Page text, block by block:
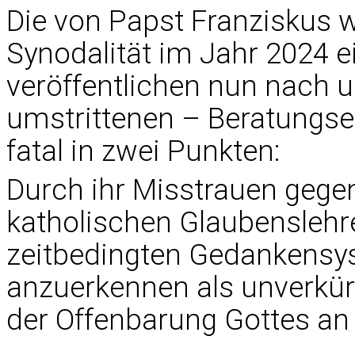
Die von Papst Franziskus
Synodalität im Jahr 2024
veröffentlichen nun nach
umstrittenen –
fatal in zwei Punkten:
Durch ihr Misstrauen
katholischen
zeitbedingten
anzuerkennen als
der Offenbarung Gottes